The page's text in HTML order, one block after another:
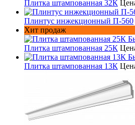
Плитка штампованная 32К
Плинтус инжекционный П-560
Хит продаж
Плитка штампованная 25К
Плитка штампованная 13К